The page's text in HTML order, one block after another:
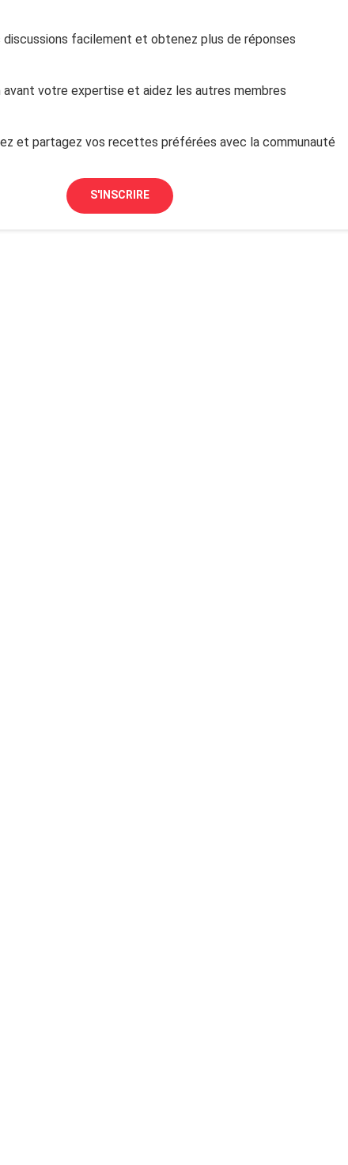
discussions facilement et obtenez plus de réponses
votre expertise et aidez les autres membres
et partagez vos recettes préférées avec la communauté
S'INSCRIRE